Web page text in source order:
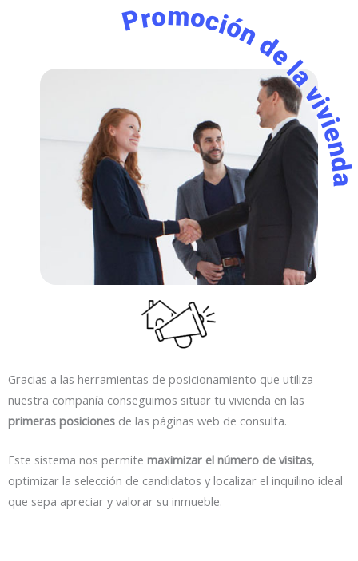
Promoción de la vivienda
Gracias a las herramientas de posicionamiento que utiliza
nuestra compañía conseguimos situar tu vivienda en las
primeras posiciones de las páginas web de consulta.
Este sistema nos permite maximizar el número de visitas,
optimizar la selección de candidatos y localizar el inquilino ideal
que sepa apreciar y valorar su inmueble.